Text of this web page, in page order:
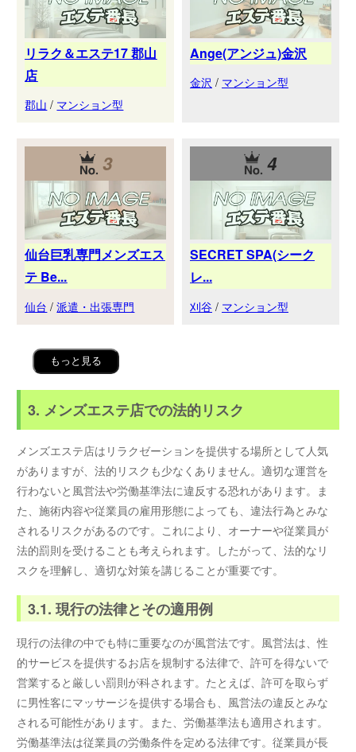
リラク＆エステ17 郡山
店
郡山 / マンション型
Ange(アンジュ)金沢
金沢 / マンション型
3
仙台巨乳専門メンズエス
テ Be...
仙台 /派遣・出張専門
4
SECRET SPA(シーク
レ...
刈谷 / マンション型
もっと見る
3. メンズエステ店での法的リスク
メンズエステ店はリラクゼーションを提供する場所として人気
がありますが、法的リスクも少なくありません。適切な運営を
行わないと風営法や労働基準法に違反する恐れがあります。ま
た、施術内容や従業員の雇用形態によっても、違法行為とみな
されるリスクがあるのです。これにより、オーナーや従業員が
法的罰則を受けることも考えられます。したがって、法的なリ
スクを理解し、適切な対策を講じることが重要です。
3.1. 現行の法律とその適用例
現行の法律の中でも特に重要なのが風営法です。風営法は、性
的サービスを提供するお店を規制する法律で、許可を得ないで
営業すると厳しい罰則が科されます。たとえば、許可を取らず
に男性客にマッサージを提供する場合も、風営法の違反とみな
される可能性があります。また、労働基準法も適用されます。
労働基準法は従業員の労働条件を定める法律です。従業員が長